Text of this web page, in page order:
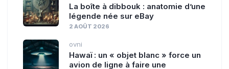
La boîte à dibbouk : anatomie d’une
légende née sur eBay
2 AOÛT 2026
ovni
Hawaï : un « objet blanc » force un
avion de ligne à faire une